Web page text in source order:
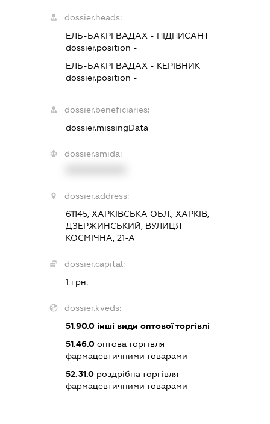
dossier.heads:
ЕЛЬ-БАКРІ ВАДАХ - ПІДПИСАНТ
dossier.position -
ЕЛЬ-БАКРІ ВАДАХ - КЕРІВНИК
dossier.position -
dossier.beneficiaries:
dossier.missingData
dossier.smida:
dossier.address:
61145, ХАРКІВСЬКА ОБЛ., ХАРКІВ,
ДЗЕРЖИНСЬКИЙ, ВУЛИЦЯ
КОСМІЧНА, 21-А
dossier.capital:
1 грн.
dossier.kveds:
51.90.0 інші види оптової торгівлі
51.46.0 оптова торгівля
фармацевтичними товарами
52.31.0 роздрібна торгівля
фармацевтичними товарами